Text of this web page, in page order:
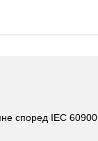
според IEC 60900